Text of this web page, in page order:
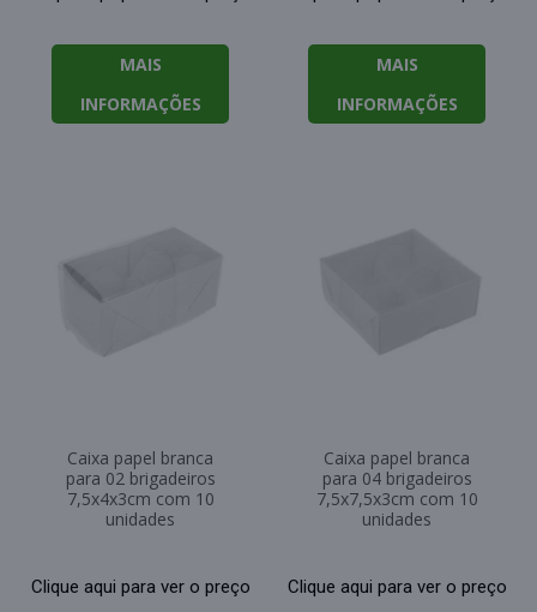
MAIS
INFORMAÇÕES
MAIS
INFORMAÇÕES
Caixa papel branca
para 02 brigadeiros
7,5x4x3cm com 10
unidades
Clique aqui para ver o preço
Caixa papel branca
para 04 brigadeiros
7,5x7,5x3cm com 10
unidades
Clique aqui para ver o preço